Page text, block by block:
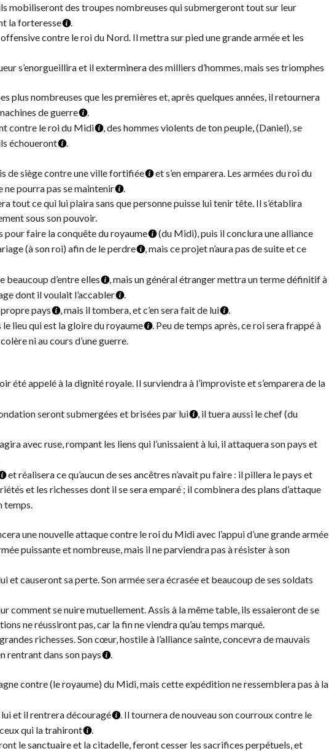
mobiliseront des troupes nombreuses qui submergeront tout sur leur
la forteresse
.
contre le roi du Nord. Il mettra sur pied une grande armée et les
s’enorgueillira et il exterminera des milliers d’hommes, mais ses triomphes
plus nombreuses que les premières et, après quelques années, il retournera
de guerre
.
contre le roi du Midi
, des hommes violents de ton peuple, (Daniel), se
échoueront
.
de siège contre une ville fortifiée
et s’en emparera. Les armées du roi du
ne pourra pas se maintenir
.
tout ce qui lui plaira sans que personne puisse lui tenir tête. Il s’établira
sous son pouvoir.
pour faire la conquête du royaume
(du Midi), puis il conclura une alliance
(à son roi) afin de le perdre
, mais ce projet n’aura pas de suite et ce
beaucoup d’entre elles
, mais un général étranger mettra un terme définitif à
dont il voulait l’accabler
.
pays , mais il tombera, et c’en sera fait de lui
.
lieu qui est la gloire du royaume
. Peu de temps après, ce roi sera frappé à
ni au cours d’une guerre.
été appelé à la dignité royale. Il surviendra à l’improviste et s’emparera de la
seront submergées et brisées par lui
, il tuera aussi le chef (du
avec ruse, rompant les liens qui l’unissaient à lui, il attaquera son pays et
et réalisera ce qu’aucun de ses ancêtres n’avait pu faire : il pillera le pays et
et les richesses dont il se sera emparé ; il combinera des plans d’attaque
temps.
une nouvelle attaque contre le roi du Midi avec l’appui d’une grande armée
puissante et nombreuse, mais il ne parviendra pas à résister à son
causeront sa perte. Son armée sera écrasée et beaucoup de ses soldats
comment se nuire mutuellement. Assis à la même table, ils essaieront de se
ne réussiront pas, car la fin ne viendra qu’au temps marqué.
richesses. Son cœur, hostile à l’alliance sainte, concevra de mauvais
rentrant dans son pays
.
contre (le royaume) du Midi, mais cette expédition ne ressemblera pas à la
et il rentrera découragé
. Il tournera de nouveau son courroux contre le
qui la trahiront
.
le sanctuaire et la citadelle, feront cesser les sacrifices perpétuels, et